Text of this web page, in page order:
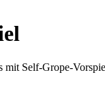
mit Self-Grope-